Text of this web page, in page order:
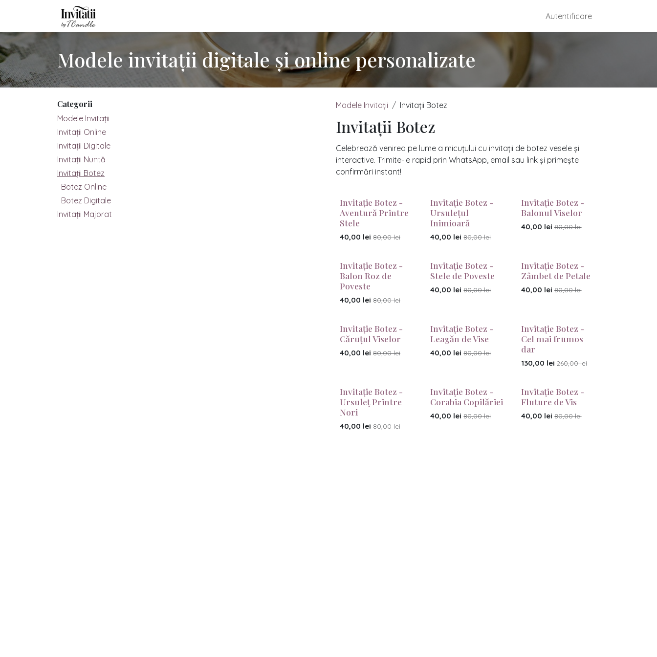
Contactați-ne
Autentificare
Modele invitații digitale și online personalizate
Categorii
Modele Invitații
Invitații Online
Invitații Digitale
Invitații Nuntă
Invitații Botez
Botez Online
Botez Digitale
Invitaţii Majorat
Modele Invitații Invitații Botez
Invitații Botez
Celebrează venirea pe lume a micuțului cu invitații de botez vesele și
interactive. Trimite-le rapid prin WhatsApp, email sau link și primește
confirmări instant!
Invitație Botez -
Aventură Printre
Stele
40,00 lei 80,00lei
Invitație Botez -
Ursulețul
Inimioară
40,00 lei 80,00lei
Invitație Botez -
Balonul Viselor
40,00 lei 80,00lei
Invitație Botez -
Balon Roz de
Poveste
40,00 lei 80,00lei
Invitație Botez -
Stele de Poveste
40,00 lei 80,00lei
Invitație Botez -
Zâmbet de Petale
40,00 lei 80,00lei
Invitație Botez -
Căruțul Viselor
40,00 lei 80,00lei
Invitație Botez -
Leagăn de Vise
40,00 lei 80,00lei
Invitație Botez -
Cel mai frumos
dar
130,00 lei 260,00lei
Invitație Botez -
Ursuleț Printre
Nori
40,00 lei 80,00lei
Invitație Botez -
Corabia Copilăriei
40,00 lei 80,00lei
Invitație Botez -
Fluture de Vis
40,00 lei 80,00lei